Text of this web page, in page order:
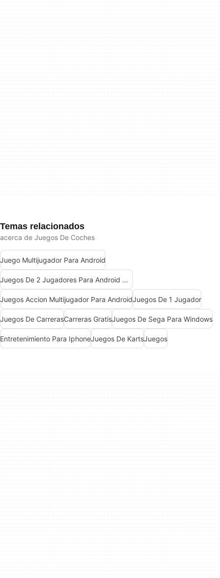
Temas relacionados
acerca de Juegos De Coches
Juego Multijugador Para Android
Juegos De 2 Jugadores Para Android Gratis
Juegos Accion Multijugador Para AndroidJuegos De 1 Jugador
Juegos De CarrerasCarreras GratisJuegos De Sega Para Windows
Entretenimiento Para IphoneJuegos De KartsJuegos